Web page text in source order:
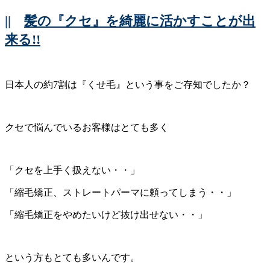
|| 髪の『クセ』を綺麗に活かすことが出
来る!!
日本人の約7割は『くせ毛』という事をご存知でしたか？
クセで悩んでいるお客様はとても多く
「クセを上手く扱えない・・」
「縮毛矯正、ストレートパーマに頼ってしまう・・」
「縮毛矯正をやめたいけど抜け出せない・・」
という方もとても多いんです。